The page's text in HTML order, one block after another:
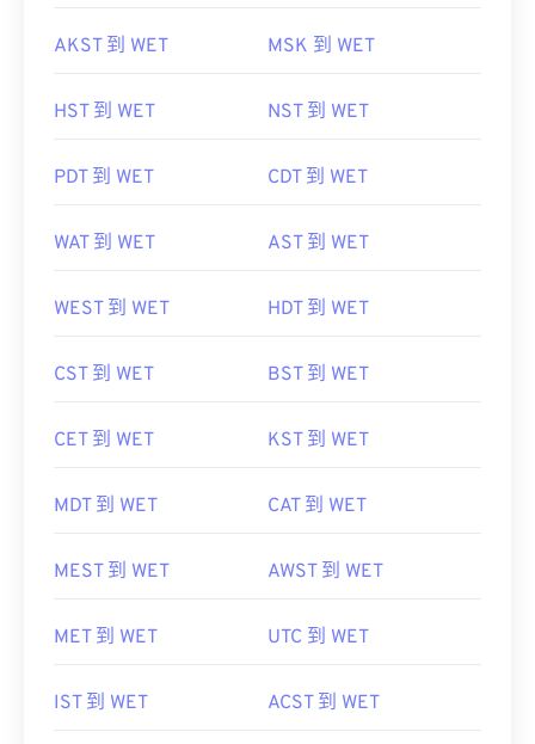
AKST 到 WET MSK 到 WET
HST 到 WET NST 到 WET
PDT 到 WET CDT 到 WET
WAT 到 WET AST 到 WET
WEST 到 WET HDT 到 WET
CST 到 WET BST 到 WET
CET 到 WET KST 到 WET
MDT 到 WET CAT 到 WET
MEST 到 WET AWST 到 WET
MET 到 WET UTC 到 WET
IST 到 WET ACST 到 WET